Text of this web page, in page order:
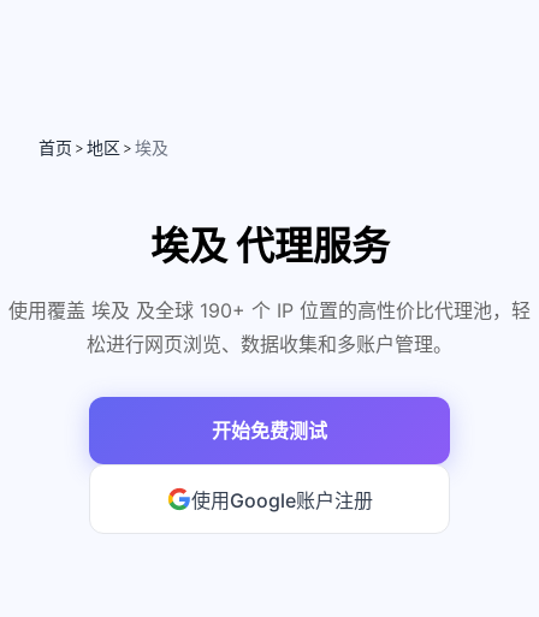
首页 > 地区 > 埃及
埃及 代理服务
使用覆盖 埃及 及全球 190+ 个 IP 位置的高性价比代理池，轻
松进行网页浏览、数据收集和多账户管理。
开始免费测试
使用Google账户注册